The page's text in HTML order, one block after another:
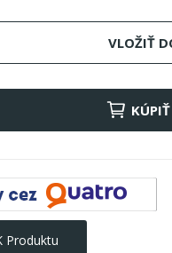
VLOŽIŤ
KÚPIŤ
Produktu